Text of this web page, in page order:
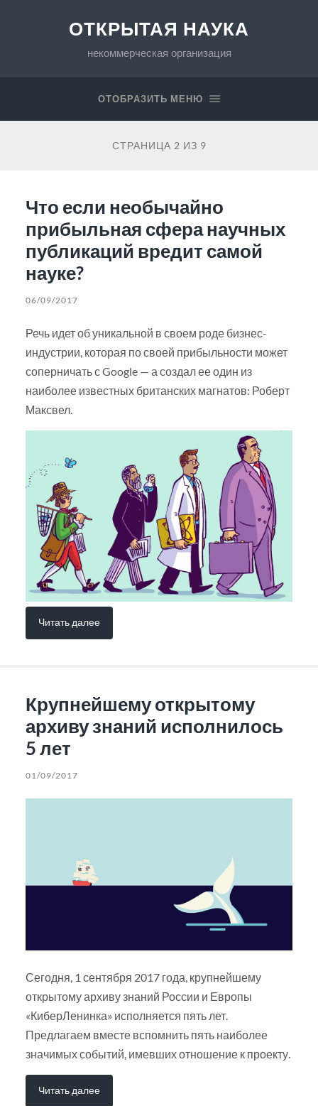
ОТКРЫТАЯ НАУКА
некоммерческая организация
ОТОБРАЗИТЬ МЕНЮ
СТРАНИЦА 2 ИЗ 9
Что если необычайно
прибыльная сфера научных
публикаций вредит самой
науке?
06/09/2017
Речь идет об уникальной в своем роде бизнес-
индустрии, которая по своей прибыльности может
соперничать с Google — а создал ее один из
наиболее известных британских магнатов: Роберт
Максвел.
Читать далее
Крупнейшему открытому
архиву знаний исполнилось
5 лет
01/09/2017
Сегодня, 1 сентября 2017 года, крупнейшему
открытому архиву знаний России и Европы
«КиберЛенинка» исполняется пять лет.
Предлагаем вместе вспомнить пять наиболее
значимых событий, имевших отношение к проекту.
Читать далее